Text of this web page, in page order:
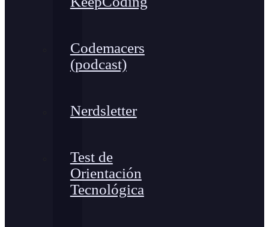
Codemacers
(podcast)
Nerdsletter
Test de
Orientación
Tecnológica